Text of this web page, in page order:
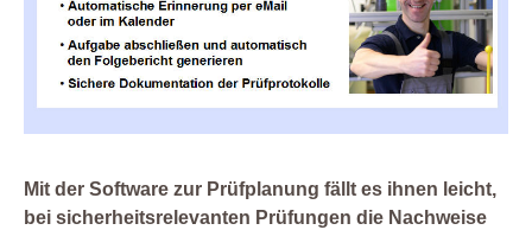
Mit der Software zur Prüfplanung fällt es ihnen leicht,
bei sicherheitsrelevanten Prüfungen die Nachweise